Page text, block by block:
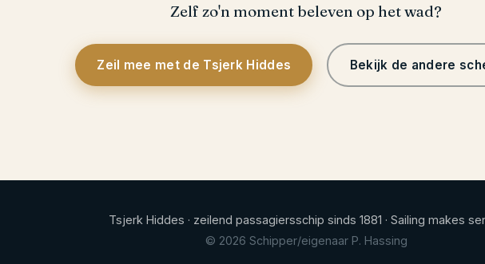
Zelf zo'n moment beleven op het wad?
Zeil mee met de Tsjerk Hiddes Bekijk de andere
Tsjerk Hiddes · zeilend passagiersschip sinds 1881 · Sailing makes
© 2026 Schipper/eigenaar P. Hassing